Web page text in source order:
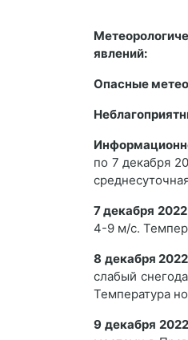
явлений:
Опасные
по 7 декабря
7 декабря
4-9 м/с.
8 декабря
слабый
Температура
9 декабря